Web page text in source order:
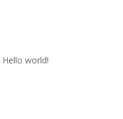
Hello world!